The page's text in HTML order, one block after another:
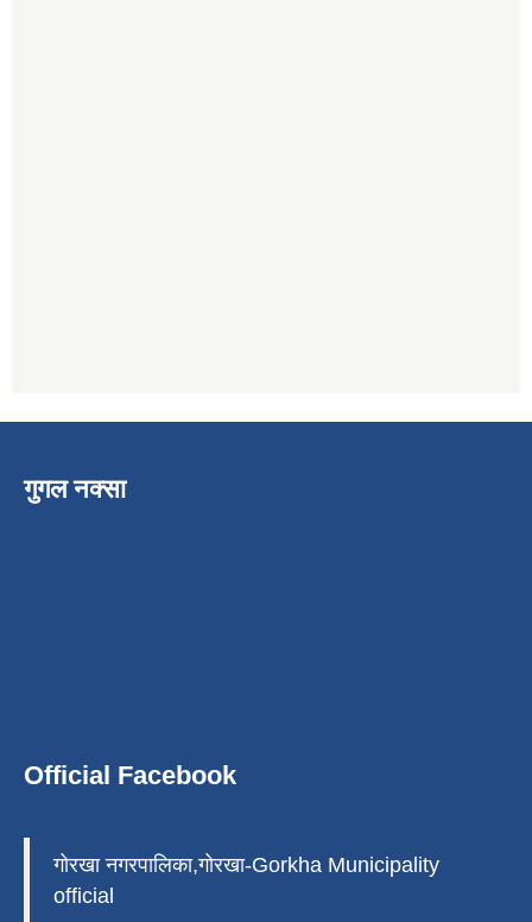
गुगल नक्सा
Official Facebook
गोरखा नगरपालिका,गोरखा-Gorkha Municipality
official